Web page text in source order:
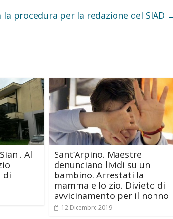
la procedura per la redazione del SIAD
Al
di
Sant’Arpino. Maestre
denunciano lividi su un
bambino. Arrestati la
mamma e lo zio. Divieto di
avvicinamento per il nonno
12 Dicembre 2019